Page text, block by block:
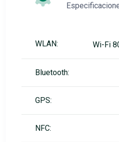
WLAN: Wi-Fi
Bluetooth:
GPS:
NFC: